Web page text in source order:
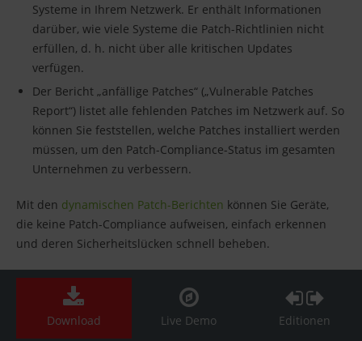
Systeme in Ihrem Netzwerk. Er enthält Informationen
darüber, wie viele Systeme die Patch-Richtlinien nicht
erfüllen, d. h. nicht über alle kritischen Updates
verfügen.
Der Bericht „anfällige Patches“ („Vulnerable Patches
Report“) listet alle fehlenden Patches im Netzwerk auf. So
können Sie feststellen, welche Patches installiert werden
müssen, um den Patch-Compliance-Status im gesamten
Unternehmen zu verbessern.
Mit den dynamischen Patch-Berichten können Sie Geräte,
die keine Patch-Compliance aufweisen, einfach erkennen
und deren Sicherheitslücken schnell beheben.
Download Live Demo Editionen